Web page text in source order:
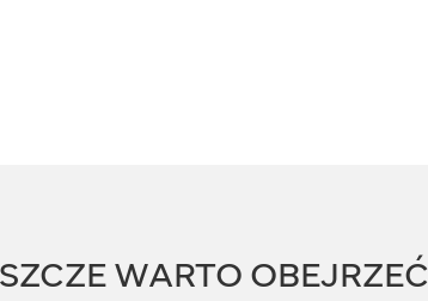
WARTO OBEJRZEĆ